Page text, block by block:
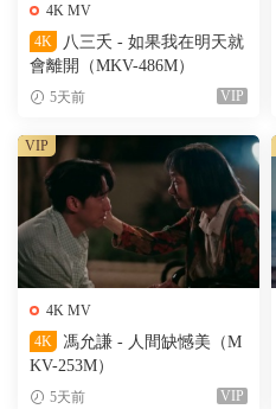
4K MV
4K
八三夭 - 如果我在明天就
會離開（MKV-486M）
5天前 VIP
4K MV
4K
馮允謙 - 人間缺憾美（M
KV-253M）
5天前 VIP
VIP